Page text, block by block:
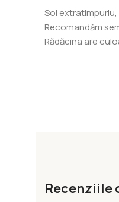
Soi
Recomandăm
Rădăcina are